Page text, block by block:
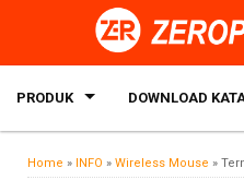
PRODUK DOWNLOAD
Home » INFO » Wireless Mouse »